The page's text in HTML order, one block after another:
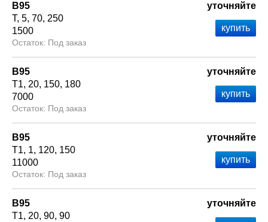
В95
Т 5 70 250
1500
Под заказ
уточняйте
В95
Т1 20 150 180
7000
Под заказ
уточняйте
В95
Т1 1 120 150
11000
Под заказ
уточняйте
В95
Т1 20 90 90
уточняйте